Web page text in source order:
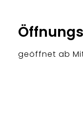
geöffnet ab